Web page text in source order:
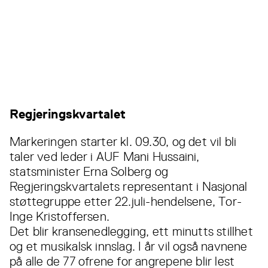
Regjeringskvartalet
Markeringen starter kl. 09.30, og det vil bli
taler ved leder i AUF Mani Hussaini,
statsminister Erna Solberg og
Regjeringskvartalets representant i Nasjonal
støttegruppe etter 22.juli-hendelsene, Tor-
Inge Kristoffersen.
Det blir kransenedlegging, ett minutts stillhet
og et musikalsk innslag. I år vil også navnene
på alle de 77 ofrene for angrepene blir lest